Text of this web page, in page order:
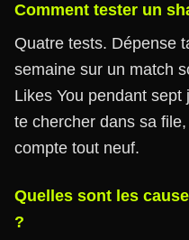
Comment tester un
Quatre tests. Dépense
semaine sur un match
Likes You pendant
te chercher dans sa
compte tout neuf.
Quelles sont les
?